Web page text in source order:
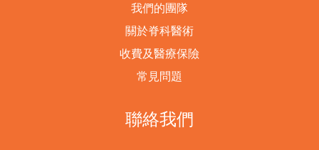
我們的團隊
關於脊科醫術
收費及醫療保險
常見問題
聯絡我們